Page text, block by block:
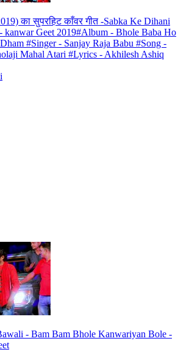
का सुपरहिट काँवर गीत -Sabka Ke Dihani
kanwar Geet 2019#Album - Bhole Baba Ho
#Singer - Sanjay Raja Babu #Song -
Mahal Atari #Lyrics - Akhilesh Ashiq
- Bam Bam Bhole Kanwariyan Bole -